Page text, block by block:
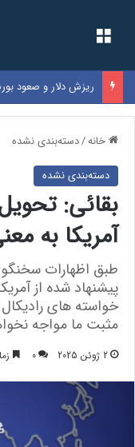
نرخ بنزین سوپر
خانه/دسته‌بندی نشده
دسته‌بندی نشده
بقائی:
آمریکا به
طبق اظهارات
پیشنهاد شده از
خواسته های
مثبت ما مواجه
2 ژوئن 2025 0